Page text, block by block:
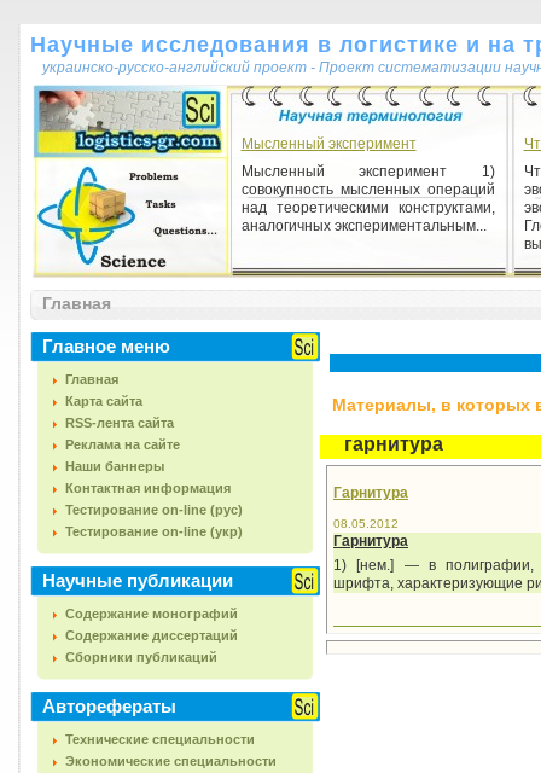
Научные исследования в логистике и на
украинско-русско-английский проект - Проект систематизации
Мысленный эксперимент
Мысленный эксперимент 1)
совокупность мысленных операций
над теоретическими конструктами,
аналогичных экспериментальным...
Бібліографічний апарат наукового
тексту
тексту 1) бібліографічні зведення
(опису) про документи, що
згадуються, цитуються у на...
Главная
Главное меню
Главная
Карта сайта
RSS-лента сайта
Реклама на сайте
Наши баннеры
Контактная информация
Тестирование on-line (рус)
Тестирование on-line (укр)
Научные публикации
Содержание монографий
Содержание диссертаций
Сборники публикаций
Авторефераты
Технические специальности
Экономические специальности
Материалы, в которых
гарнитура
Гарнитура
08.05.2012
Гарнитура
1) [нем.] — в полиграфии,
шрифта, характеризующие